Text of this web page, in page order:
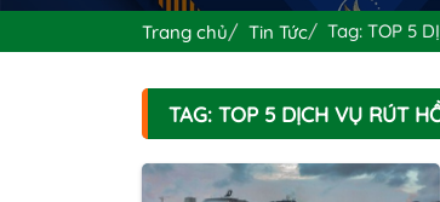
Trang chủ Tin Tức Tag: TOP 5
TAG: TOP 5 DỊCH VỤ RÚT